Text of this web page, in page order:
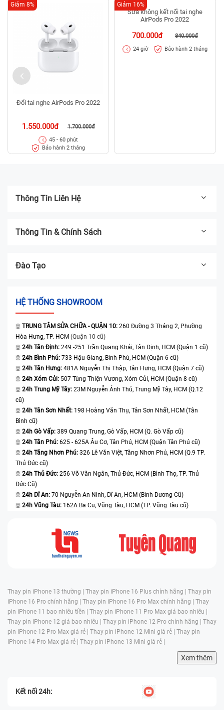
Đổi tai nghe AirPods Pro 2022
1.550.000đ 1.700.000đ
Giảm 8%
45 - 60 phút
Bảo hành 2 tháng
Sửa không kết nối tai nghe
AirPods Pro 2022
700.000đ 840.000đ
Giảm 16%
24 giờ Bảo hành 2 tháng
Thông Tin Liên Hệ
Thông Tin & Chính Sách
Đào Tạo
HỆ THỐNG SHOWROOM
TRUNG TÂM SỬA CHỮA - QUẬN 10: 260 Đường 3 Tháng 2, Phường
Hòa Hưng, TP. HCM (Quận 10 cũ)
24h Tân Định: 249 -251 Trần Quang Khải, Tân Định, HCM (Quận 1 cũ)
24h Bình Phú: 733 Hậu Giang, Bình Phú, HCM (Quận 6 cũ)
24h Tân Hưng: 481A Nguyễn Thị Thập, Tân Hưng, HCM (Quận 7 cũ)
24h Xóm Củi: 507 Tùng Thiện Vương, Xóm Củi, HCM (Quận 8 cũ)
24h Trung Mỹ Tây: 23M Nguyễn Ảnh Thủ, Trung Mỹ Tây, HCM (Q.12
cũ)
24h Tân Sơn Nhất: 198 Hoàng Văn Thụ, Tân Sơn Nhất, HCM (Tân
Bình cũ)
24h Gò Vấp: 389 Quang Trung, Gò Vấp, HCM (Q. Gò Vấp cũ)
24h Tân Phú: 625 - 625A Âu Cơ, Tân Phú, HCM (Quận Tân Phú cũ)
24h Tăng Nhơn Phú: 326 Lê Văn Việt, Tăng Nhơn Phú, HCM (Q.9 TP.
Thủ Đức cũ)
24h Thủ Đức: 256 Võ Văn Ngân, Thủ Đức, HCM (Bình Thọ, TP. Thủ
Đức Cũ)
24h Dĩ An: 70 Nguyễn An Ninh, Dĩ An, HCM (Bình Dương Cũ)
24h Vũng Tàu: 162A Ba Cu, Vũng Tàu, HCM (TP. Vũng Tàu cũ)
Thay pin iPhone 13 thường | Thay pin iPhone 16 Plus chính hãng | Thay pin
iPhone 16 Pro chính hãng | Thay pin iPhone 16 Pro Max chính hãng | Thay
pin iPhone 11 bao nhiêu tiền | Thay pin iPhone 11 Pro Max giá bao nhiêu |
Thay pin iPhone 12 giá bao nhiêu | Thay pin iPhone 12 Pro chính hãng | Thay
pin iPhone 12 Pro Max giá rẻ | Thay pin iPhone 12 Mini giá rẻ | Thay pin
iPhone 14 Pro Max giá rẻ | Thay pin iPhone 13 Mini giá rẻ |
Xem thêm
Kết nối 24h: